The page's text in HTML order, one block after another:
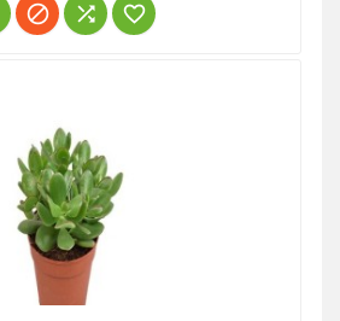
  